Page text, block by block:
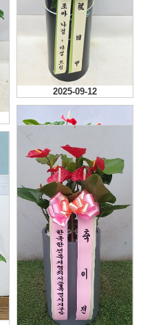
2025-09-12
2025-02-18